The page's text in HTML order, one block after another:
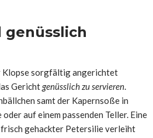
genüsslich
Klopse sorgfältig angerichtet
Gerichtgenüsslich zu servieren.
samt der Kapernsoße in
auf einem passenden Teller. Eine
gehackter Petersilie verleiht